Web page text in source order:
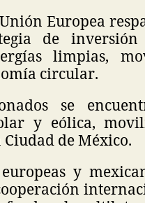
Europea
de inversión
limpias,
circular.
se
y eólica,
de México.
y